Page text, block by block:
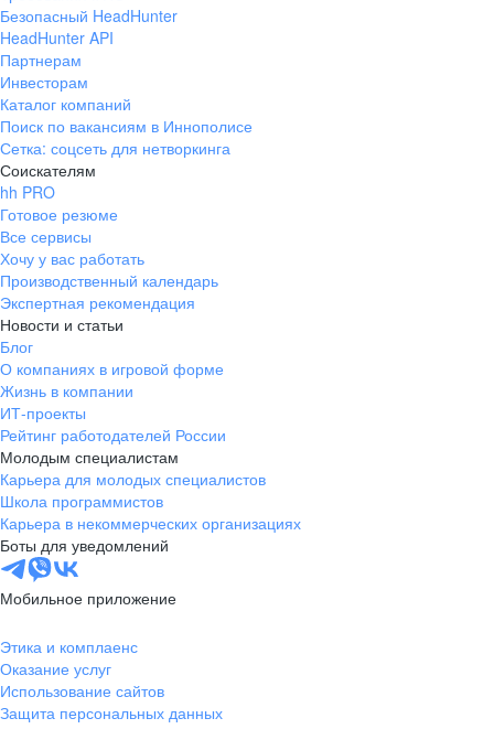
Безопасный HeadHunter
HeadHunter API
Партнерам
Инвесторам
Каталог компаний
Поиск по вакансиям в Иннополисе
Сетка: соцсеть для нетворкинга
Соискателям
hh PRO
Готовое резюме
Все сервисы
Хочу у вас работать
Производственный календарь
Экспертная рекомендация
Новости и статьи
Блог
О компаниях в игровой форме
Жизнь в компании
ИТ-проекты
Рейтинг работодателей России
Молодым специалистам
Карьера для молодых специалистов
Школа программистов
Карьера в некоммерческих организациях
Боты для уведомлений
Мобильное приложение
Этика и комплаенс
Оказание услуг
Использование сайтов
Защита персональных данных